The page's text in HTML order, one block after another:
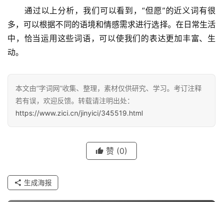
汉
组
词
词
通过以上分析，我们可以看到，“但愿”的近义词有很
多，可以根据不同的语境和情感需求进行选择。在日常生活
中，恰当运用这些词语，可以使我们的表达更加丰富、生
动。
本文由“字词网”收集、整理，素材仅供研究、学习。考订注释
若有误，欢迎反馈。转载请注明出处：
https://www.zici.cn/jinyici/345519.html
赞 (0)
生成海报